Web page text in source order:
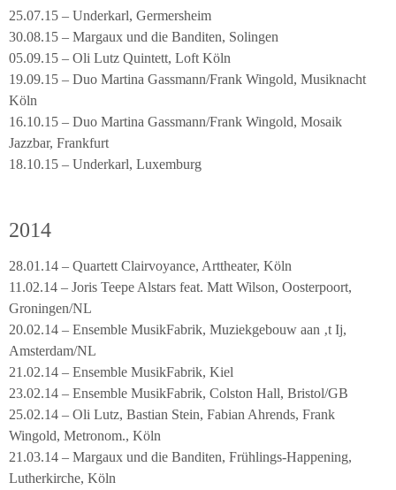
25.07.15 – Underkarl, Germersheim
30.08.15 – Margaux und die Banditen, Solingen
05.09.15 – Oli Lutz Quintett, Loft Köln
19.09.15 – Duo Martina Gassmann/Frank Wingold, Musiknacht
Köln
16.10.15 – Duo Martina Gassmann/Frank Wingold, Mosaik
Jazzbar, Frankfurt
18.10.15 – Underkarl, Luxemburg
2014
28.01.14 – Quartett Clairvoyance, Arttheater, Köln
11.02.14 – Joris Teepe Alstars feat. Matt Wilson, Oosterpoort,
Groningen/NL
20.02.14 – Ensemble MusikFabrik, Muziekgebouw aan ‚t Ij,
Amsterdam/NL
21.02.14 – Ensemble MusikFabrik, Kiel
23.02.14 – Ensemble MusikFabrik, Colston Hall, Bristol/GB
25.02.14 – Oli Lutz, Bastian Stein, Fabian Ahrends, Frank
Wingold, Metronom., Köln
21.03.14 – Margaux und die Banditen, Frühlings-Happening,
Lutherkirche, Köln